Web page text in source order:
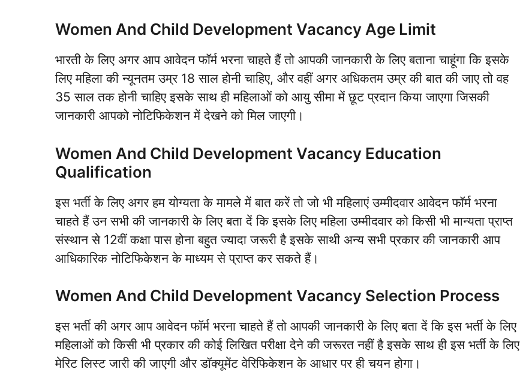
Women And Child Development Vacancy Age Limit
भारती के लिए अगर आप आवेदन फॉर्म भरना चाहते हैं तो आपकी जानकारी के लिए बताना चाहूंगा कि इसके
लिए महिला की न्यूनतम उम्र 18 साल होनी चाहिए, और वहीं अगर अधिकतम उम्र की बात की जाए तो वह
35 साल तक होनी चाहिए इसके साथ ही महिलाओं को आयु सीमा में छूट प्रदान किया जाएगा जिसकी
जानकारी आपको नोटिफिकेशन में देखने को मिल जाएगी।
Women And Child Development Vacancy Education
Qualification
इस भर्ती के लिए अगर हम योग्यता के मामले में बात करें तो जो भी महिलाएं उम्मीदवार आवेदन फॉर्म भरना
चाहते हैं उन सभी की जानकारी के लिए बता दें कि इसके लिए महिला उम्मीदवार को किसी भी मान्यता प्राप्त
संस्थान से 12वीं कक्षा पास होना बहुत ज्यादा जरूरी है इसके साथी अन्य सभी प्रकार की जानकारी आप
आधिकारिक नोटिफिकेशन के माध्यम से प्राप्त कर सकते हैं।
Women And Child Development Vacancy Selection Process
इस भर्ती की अगर आप आवेदन फॉर्म भरना चाहते हैं तो आपकी जानकारी के लिए बता दें कि इस भर्ती के लिए
महिलाओं को किसी भी प्रकार की कोई लिखित परीक्षा देने की जरूरत नहीं है इसके साथ ही इस भर्ती के लिए
मेरिट लिस्ट जारी की जाएगी और डॉक्यूमेंट वेरिफिकेशन के आधार पर ही चयन होगा।